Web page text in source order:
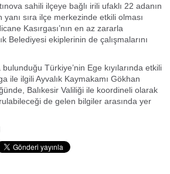
sahili ilçeye bağlı irili ufaklı 22 adanın
yanı sıra ilçe merkezinde etkili olması
Kasırgası’nın en az zararla
Belediyesi ekiplerinin de çalışmalarını
bulunduğu Türkiye’nin Ege kıyılarında etkili
ile ilgili Ayvalık Kaymakamı Gökhan
Balıkesir Valiliği ile koordineli olarak
de gelen bilgiler arasında yer